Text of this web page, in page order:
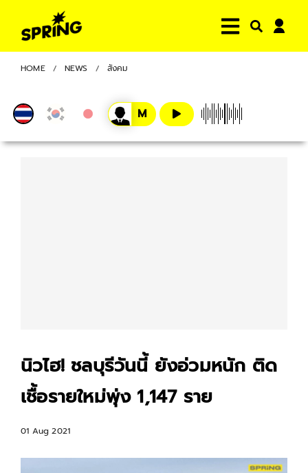
HOME NEWS สังคม
นิวไฮ! ชลบุรีวันนี้ ยังอ่วมหนัก ติด
เชื้อรายใหม่พุ่ง 1,147 ราย
01 Aug 2021